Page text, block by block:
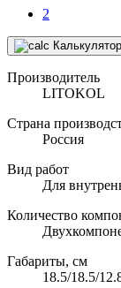
2
Производитель
LITOKOL
Страна
Россия
Вид работ
Для
Количество
Габариты, см
18.5/18.5/